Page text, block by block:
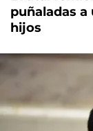
puñaladas
hijos